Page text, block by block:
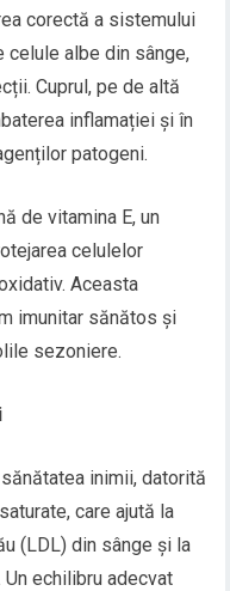
corectă a sistemului
celule albe din sânge,
Cuprul, pe de altă
inflamației și în
patogeni.
de vitamina E, un
celulelor
Aceasta
imunitar sănătos și
sezoniere.
inimii, datorită
care ajută la
(LDL) din sânge și la
echilibru adecvat